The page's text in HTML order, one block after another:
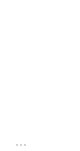
...